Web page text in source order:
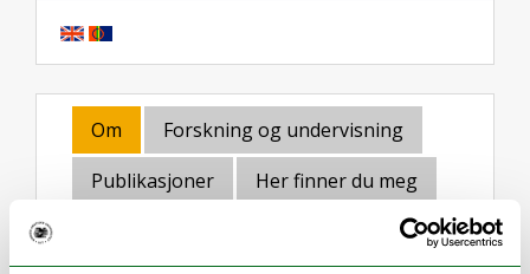
Om
Forskning og undervisning
Publikasjoner
Her finner du meg